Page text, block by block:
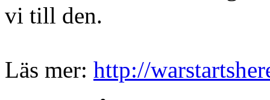
vi till den.
Läs mer: http://